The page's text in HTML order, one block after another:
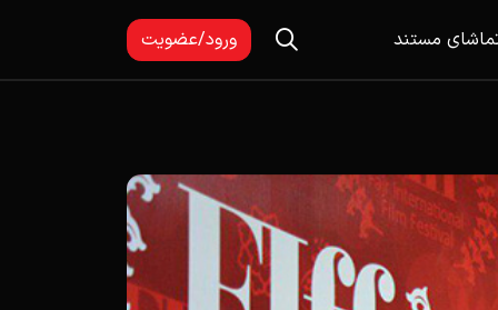
مستند ورود/عضویت